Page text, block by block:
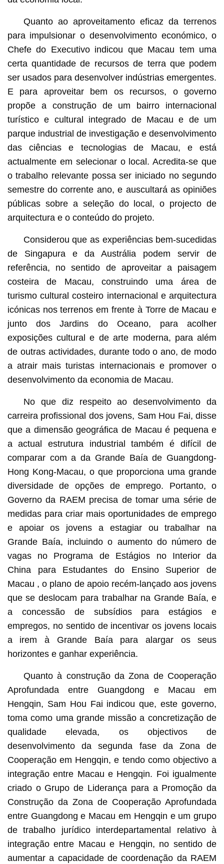
Quanto ao aproveitamento eficaz da terrenos
para impulsionar o desenvolvimento económico, o
Chefe do Executivo indicou que Macau tem uma
certa quantidade de recursos de terra que podem
ser usados ​​para desenvolver indústrias emergentes.
E para aproveitar bem os recursos, o governo
propõe a construção de um bairro internacional
turístico e cultural integrado de Macau e de um
parque industrial de investigação e desenvolvimento
das ciências e tecnologias de Macau, e está
actualmente em selecionar o local. Acredita-se que
o trabalho relevante possa ser iniciado no segundo
semestre do corrente ano, e auscultará as opiniões
públicas sobre a seleção do local, o projecto de
arquitectura e o conteúdo do projeto.
Considerou que as experiências bem-sucedidas
de Singapura e da Austrália podem servir de
referência, no sentido de aproveitar a paisagem
costeira de Macau, construindo uma área de
turismo cultural costeiro internacional e arquitectura
icónicas nos terrenos em frente à Torre de Macau e
junto dos Jardins do Oceano, para acolher
exposições cultural e de arte moderna, para além
de outras actividades, durante todo o ano, de modo
a atrair mais turistas internacionais e promover o
desenvolvimento da economia de Macau.
No que diz respeito ao desenvolvimento da
carreira profissional dos jovens, Sam Hou Fai, disse
que a dimensão geográfica de Macau é pequena e
a actual estrutura industrial também é difícil de
comparar com a da Grande Baía de Guangdong-
Hong Kong-Macau, o que proporciona uma grande
diversidade de opções de emprego. Portanto, o
Governo da RAEM precisa de tomar uma série de
medidas para criar mais oportunidades de emprego
e apoiar os jovens a estagiar ou trabalhar na
Grande Baía, incluindo o aumento do número de
vagas no Programa de Estágios no Interior da
China para Estudantes do Ensino Superior de
Macau , o plano de apoio recém-lançado aos jovens
que se deslocam para trabalhar na Grande Baía, e
a concessão de subsídios para estágios e
empregos, no sentido de incentivar os jovens locais
a irem à Grande Baía para alargar os seus
horizontes e ganhar experiência.
Quanto à construção da Zona de Cooperação
Aprofundada entre Guangdong e Macau em
Hengqin, Sam Hou Fai indicou que, este governo,
toma como uma grande missão a concretização de
qualidade elevada, os objectivos de
desenvolvimento da segunda fase da Zona de
Cooperação em Hengqin, e tendo como objectivo a
integração entre Macau e Hengqin. Foi igualmente
criado o Grupo de Liderança para a Promoção da
Construção da Zona de Cooperação Aprofundada
entre Guangdong e Macau em Hengqin e um grupo
de trabalho jurídico interdepartamental relativo à
integração entre Macau e Hengqin, no sentido de
aumentar a capacidade de coordenação da RAEM